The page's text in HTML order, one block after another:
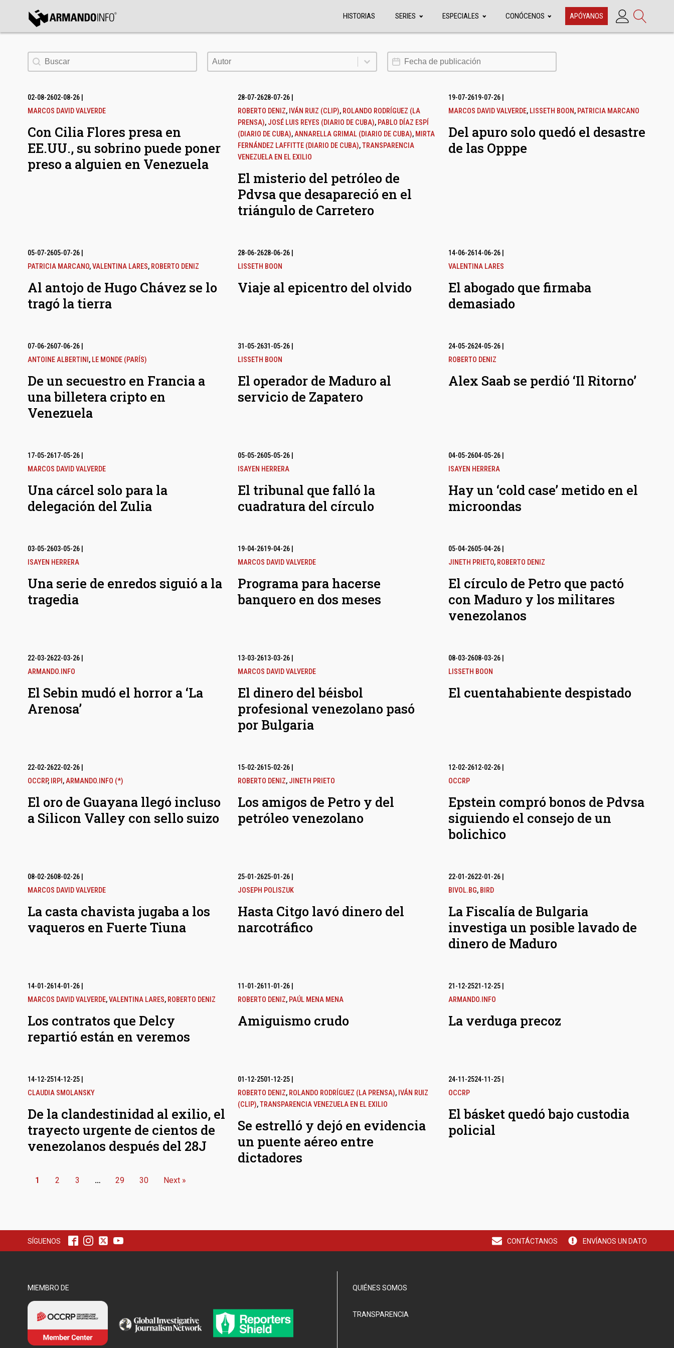
HISTORIAS SERIES ESPECIALES CONÓCENOS APÓYANOS
Buscar Autor
Autor Fecha de publicación
02-08-2602-08-26|
MARCOS DAVID VALVERDE
Con Cilia Flores presa en
EE.UU., su sobrino puede poner
preso a alguien en Venezuela
28-07-2628-07-26
ROBERTO DENIZ, IVÁN RUIZ (CLIP), ROLANDO RODRÍGUEZ (LA
PRENSA), JOSÉ LUIS REYES (DIARIO DE CUBA), PABLO DÍAZ ESPÍ
(DIARIO DE CUBA),ANNARELLA GRIMAL (DIARIO DE CUBA), MIRTA
FERNÁNDEZ LAFFITTE (DIARIO DE CUBA),TRANSPARENCIA
VENEZUELA EN EL EXILIO
El misterio del petróleo de
Pdvsa que desapareció en el
triángulo de Carretero
19-07-2619-07-26|
MARCOS DAVID VALVERDE, LISSETH BOON, PATRICIA MARCANO
Del apuro solo quedó el desastre
de las Opppe
05-07-2605-07-26|
PATRICIA MARCANO,VALENTINA LARES, ROBERTO DENIZ
Al antojo de Hugo Chávez se lo
tragó la tierra
28-06-2628-06-26
LISSETH BOON
Viaje al epicentro del olvido
14-06-2614-06-26|
VALENTINA LARES
El abogado que firmaba
demasiado
07-06-2607-06-26|
ANTOINE ALBERTINI , LE MONDE (PARÍS)
De un secuestro en Francia a
una billetera cripto en
Venezuela
31-05-2631-05-26
LISSETH BOON
El operador de Maduro al
servicio de Zapatero
24-05-2624-05-26|
ROBERTO DENIZ
Alex Saab se perdió ‘Il Ritorno’
17-05-2617-05-26|
MARCOS DAVID VALVERDE
Una cárcel solo para la
delegación del Zulia
05-05-2605-05-26
ISAYEN HERRERA
El tribunal que falló la
cuadratura del círculo
04-05-2604-05-26|
ISAYEN HERRERA
Hay un ‘cold case’ metido en el
microondas
03-05-2603-05-26|
ISAYEN HERRERA
Una serie de enredos siguió a la
tragedia
19-04-2619-04-26
MARCOS DAVID VALVERDE
Programa para hacerse
banquero en dos meses
05-04-2605-04-26|
JINETH PRIETO, ROBERTO DENIZ
El círculo de Petro que pactó
con Maduro y los militares
venezolanos
22-03-2622-03-26|
ARMANDO.INFO
El Sebin mudó el horror a ‘La
Arenosa’
13-03-2613-03-26
MARCOS DAVID VALVERDE
El dinero del béisbol
profesional venezolano pasó
por Bulgaria
08-03-2608-03-26|
LISSETH BOON
El cuentahabiente despistado
22-02-2622-02-26|
OCCRP, IRPI ,ARMANDO.INFO (*)
El oro de Guayana llegó incluso
a Silicon Valley con sello suizo
15-02-2615-02-26
ROBERTO DENIZ, JINETH PRIETO
Los amigos de Petro y del
petróleo venezolano
12-02-2612-02-26|
OCCRP
Epstein compró bonos de Pdvsa
siguiendo el consejo de un
bolichico
08-02-2608-02-26|
MARCOS DAVID VALVERDE
La casta chavista jugaba a los
vaqueros en Fuerte Tiuna
25-01-2625-01-26
JOSEPH POLISZUK
Hasta Citgo lavó dinero del
narcotráfico
22-01-2622-01-26|
BIVOL.BG, BIRD
La Fiscalía de Bulgaria
investiga un posible lavado de
dinero de Maduro
14-01-2614-01-26|
MARCOS DAVID VALVERDE,VALENTINA LARES, ROBERTO DENIZ
Los contratos que Delcy
repartió están en veremos
11-01-2611-01-26
ROBERTO DENIZ, PAÚL MENA MENA
Amiguismo crudo
21-12-2521-12-25|
ARMANDO.INFO
La verduga precoz
14-12-2514-12-25|
CLAUDIA SMOLANSKY
De la clandestinidad al exilio, el
trayecto urgente de cientos de
venezolanos después del 28J
01-12-2501-12-25
ROBERTO DENIZ, ROLANDO RODRÍGUEZ (LA PRENSA), IVÁN RUIZ
(CLIP),TRANSPARENCIA VENEZUELA EN EL EXILIO
Se estrelló y dejó en evidencia
un puente aéreo entre
dictadores
24-11-2524-11-25|
OCCRP
El básket quedó bajo custodia
policial
1 2 3 … 29 30 Next »
SÍGUENOS CONTÁCTANOS ENVÍANOS UN DATO
MIEMBRO DE QUIÉNES SOMOS
TRANSPARENCIA